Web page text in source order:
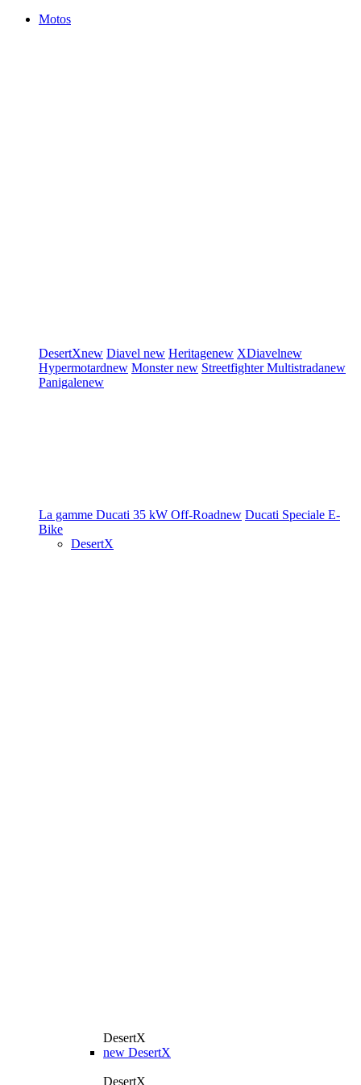
Motos
DesertXnew Diavel new Heritagenew XDiavelnew
Hypermotardnew Monsternew StreetfighterMultistradanew
Panigalenew
La gamme Ducati 35 kW Off-Roadnew Ducati Speciale E-
Bike
DesertX
DesertX
new DesertX
DesertX